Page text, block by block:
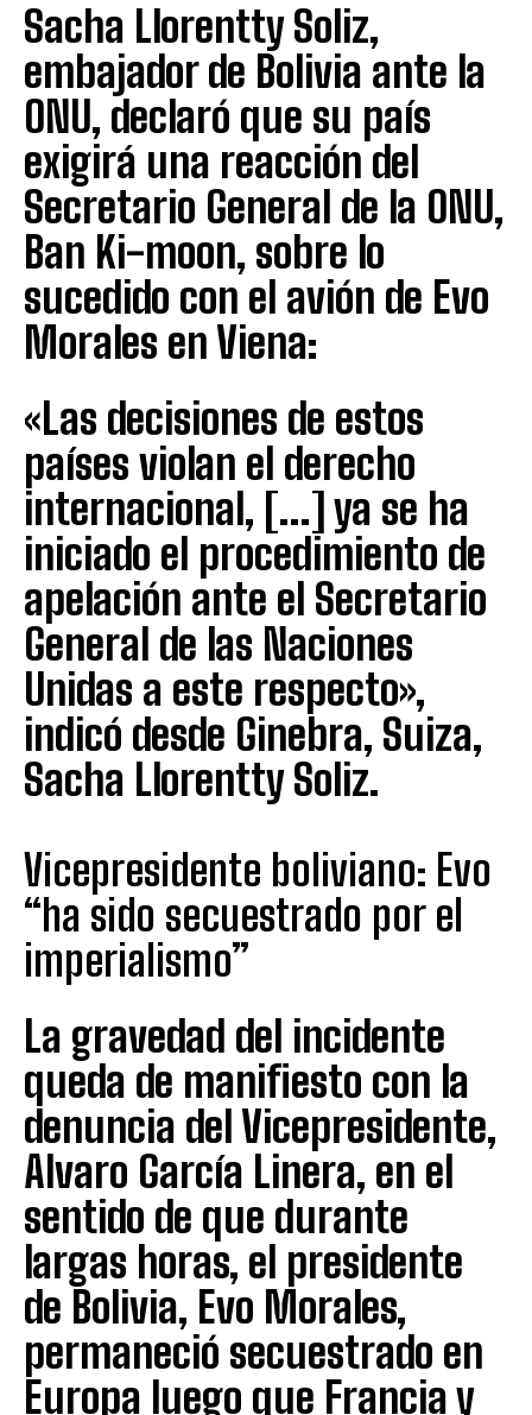
Sacha Llorentty Soliz,
embajador de Bolivia ante la
ONU, declaró que su país
exigirá una reacción del
Secretario General de la ONU,
Ban Ki-moon, sobre lo
sucedido con el avión de Evo
Morales en Viena:
«Las decisiones de estos
países violan el derecho
internacional, […] ya se ha
iniciado el procedimiento de
apelación ante el Secretario
General de las Naciones
Unidas a este respecto»,
indicó desde Ginebra, Suiza,
Sacha Llorentty Soliz.
Vicepresidente boliviano: Evo
“ha sido secuestrado por el
imperialismo”
La gravedad del incidente
queda de manifiesto con la
denuncia del Vicepresidente,
Alvaro García Linera, en el
sentido de que durante
largas horas, el presidente
de Bolivia, Evo Morales,
permaneció secuestrado en
Europa luego que Francia y